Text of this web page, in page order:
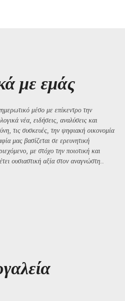
με εμάς
μέσο με επίκεντρο την
νέα, ειδήσεις, αναλύσεις και
τις συσκευές, την ψηφιακή οικονομία
μας βασίζεται σε ερευνητική
με στόχο την ποιοτική και
ουσιαστική αξία στον αναγνώστη..